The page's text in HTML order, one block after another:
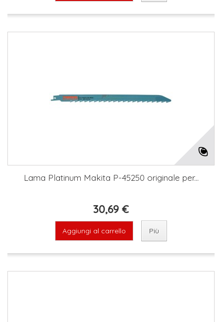
Lama Platinum Makita P-45250 originale per...
30,69 €
Aggiungi al carrello Più